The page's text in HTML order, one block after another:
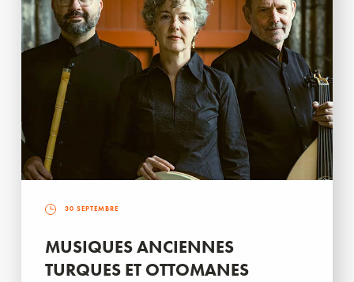
30 SEPTEMBRE
MUSIQUES ANCIENNES
TURQUES ET OTTOMANES